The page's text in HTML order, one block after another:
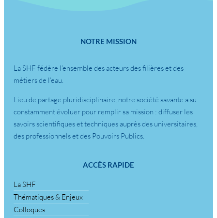
NOTRE MISSION
La SHF fédère l’ensemble des acteurs des filières et des
métiers de l’eau.
Lieu de partage pluridisciplinaire, notre société savante a su
constamment évoluer pour remplir sa mission : diffuser les
savoirs scientifiques et techniques auprès des universitaires,
des professionnels et des Pouvoirs Publics.
ACCÈS RAPIDE
La SHF
Thématiques & Enjeux
Colloques